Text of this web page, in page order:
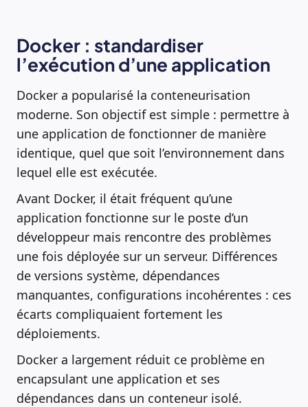
Docker : standardiser
l’exécution d’une application
Docker a popularisé la conteneurisation
moderne. Son objectif est simple : permettre à
une application de fonctionner de manière
identique, quel que soit l’environnement dans
lequel elle est exécutée.
Avant Docker, il était fréquent qu’une
application fonctionne sur le poste d’un
développeur mais rencontre des problèmes
une fois déployée sur un serveur. Différences
de versions système, dépendances
manquantes, configurations incohérentes : ces
écarts compliquaient fortement les
déploiements.
Docker a largement réduit ce problème en
encapsulant une application et ses
dépendances dans un conteneur isolé.